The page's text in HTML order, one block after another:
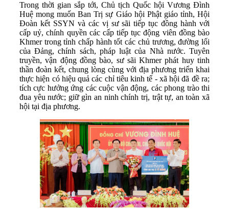
Trong thời gian sắp tới, Chủ tịch Quốc hội Vương Đình
Huệ mong muốn Ban Trị sự Giáo hội Phật giáo tỉnh, Hội
Đoàn kết SSYN và các vị sư sãi tiếp tục đồng hành với
cấp uỷ, chính quyền các cấp tiếp tục động viên đồng bào
Khmer trong tỉnh chấp hành tốt các chủ trương, đường lối
của Đảng, chính sách, pháp luật của Nhà nước. Tuyên
truyền, vận động đồng bào, sư sãi Khmer phát huy tinh
thần đoàn kết, chung lòng cùng với địa phương triển khai
thực hiện có hiệu quả các chỉ tiêu kinh tế - xã hội đã đề ra;
tích cực hưởng ứng các cuộc vận động, các phong trào thi
đua yêu nước; giữ gìn an ninh chính trị, trật tự, an toàn xã
hội tại địa phương.